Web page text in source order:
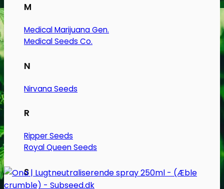
M
Medical Marijuana Gen.
Medical Seeds Co.
N
Nirvana Seeds
R
Ripper Seeds
Royal Queen Seeds
S